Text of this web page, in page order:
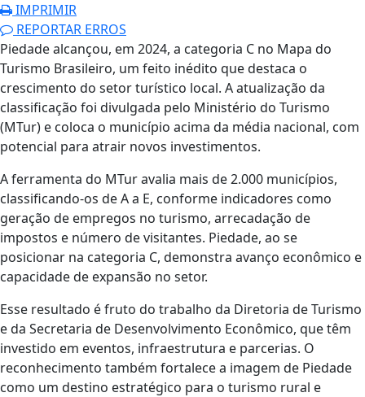
IMPRIMIR
REPORTAR ERROS
Piedade alcançou, em 2024, a categoria C no Mapa do
Turismo Brasileiro, um feito inédito que destaca o
crescimento do setor turístico local. A atualização da
classificação foi divulgada pelo Ministério do Turismo
(MTur) e coloca o município acima da média nacional, com
potencial para atrair novos investimentos.
A ferramenta do MTur avalia mais de 2.000 municípios,
classificando-os de A a E, conforme indicadores como
geração de empregos no turismo, arrecadação de
impostos e número de visitantes. Piedade, ao se
posicionar na categoria C, demonstra avanço econômico e
capacidade de expansão no setor.
Esse resultado é fruto do trabalho da Diretoria de Turismo
e da Secretaria de Desenvolvimento Econômico, que têm
investido em eventos, infraestrutura e parcerias. O
reconhecimento também fortalece a imagem de Piedade
como um destino estratégico para o turismo rural e